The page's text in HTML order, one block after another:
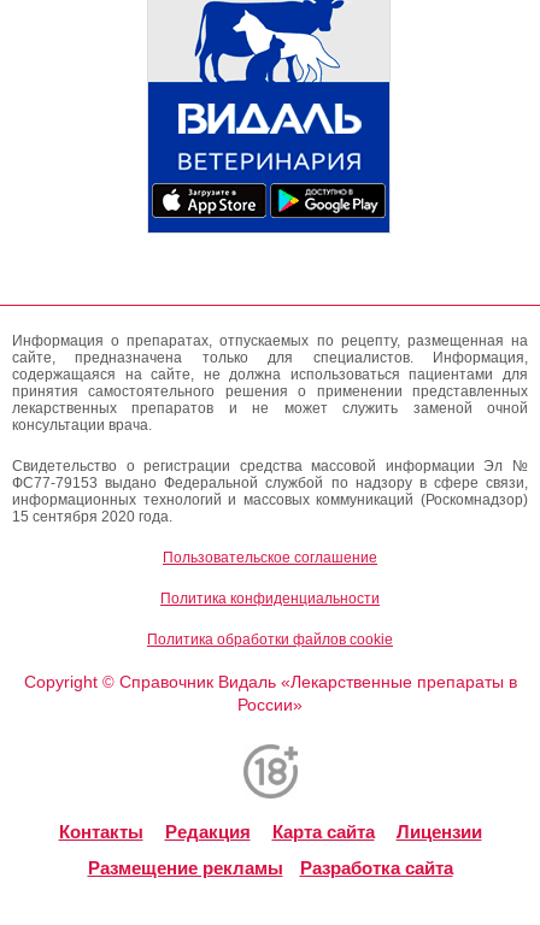
Информация о препаратах, отпускаемых по рецепту, размещенная на
сайте, предназначена только для специалистов. Информация,
содержащаяся на сайте, не должна использоваться пациентами для
принятия самостоятельного решения о применении представленных
лекарственных препаратов и не может служить заменой очной
консультации врача.
Свидетельство о регистрации средства массовой информации Эл №
ФС77-79153 выдано Федеральной службой по надзору в сфере связи,
информационных технологий и массовых коммуникаций (Роскомнадзор)
15 сентября 2020 года.
Пользовательское соглашение
Политика конфиденциальности
Политика обработки файлов cookie
Copyright ©Справочник Видаль «Лекарственные препараты в
России»
Контакты Редакция Карта сайта
Лицензии
Размещение рекламы
Разработка сайта